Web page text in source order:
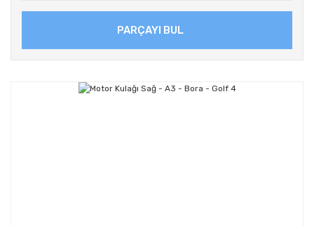
PARÇAYI BUL